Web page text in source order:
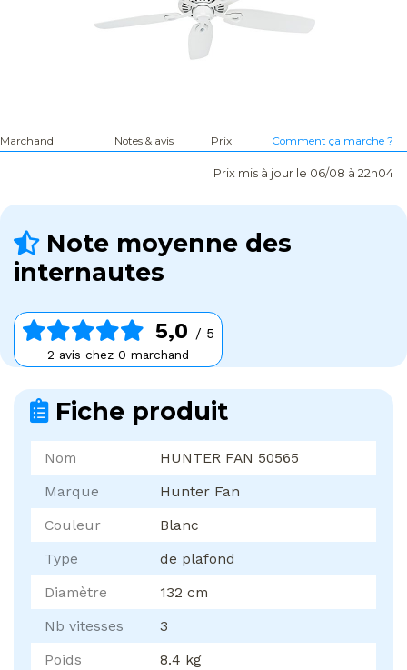
Marchand Notes & avis Prix Comment ça marche ?
Prix mis à jour le 06/08 à 22h04
Note moyenne des
internautes
5,0 / 5
2 avis chez 0 marchand
Fiche produit
Nom
HUNTER FAN 50565
Marque
Hunter Fan
Couleur
Blanc
Type
de plafond
Diamètre
132 cm
Nb vitesses
3
Poids
8.4 kg